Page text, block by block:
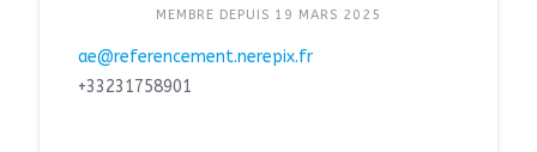
MEMBRE DEPUIS 19 MARS 2025
ae@referencement.nerepix.fr
+33231758901